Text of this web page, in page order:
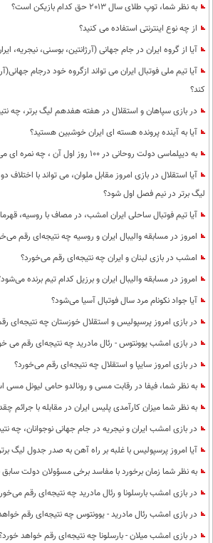
به نظر شما، توپ طلای سال 2013 حق کدام بازیکن است؟
از چه نوع اینترنتی استفاده می کنید؟
آیا از گروه ایران در جام جهانی (آرژانتین، بوسنی، نیجریه،
آیا تیم ملی فوتبال ایران می تواند ازگروه خود درجام
کند؟
در بازی سپاهان و استقلال در هفته هفدهم لیگ برتر، چه
آیا به آینده پرونده هسته ای ایران خوشبین هستید؟
به دیپلماسی دولت روحانی در 100 روز اول آن ، چه نمره ای می دهید؟
آیا استقلال در بازی امروز مقابل ملوان، می تواند با اختلاف
لیگ برتر در نیم فصل اول شود؟
آیا تیم فوتبال ساحلی ایران امشب، در مصاف با روسیه،
امروز در مسابقه والیبال ایران و روسیه چه نتیجه‌ای رقم
امشب در بازی لبنان و ایران چه نتیجه‌ای رقم می‌خورد؟
امروز در مسابقه والیبال ایران و برزیل کدام تیم برنده
آیا جواد نکونام مرد سال فوتبال آسیا می‌شود؟
در بازی امروز پرسپولیس و استقلال خوزستان چه نتیجه‌ای
در بازی امشب یوونتوس - رئال مادرید چه نتیجه‌ای رقم می
در بازی امروز سایپا و استقلال چه نتیجه‌ای رقم می‌خورد؟
به نظر شما، فیفا در رقابت مسی و رونالدو حامی لیونل مسی
به نظر شما میزان کارآمدی پلیس ایران در مقابله با جرائم
در بازی امشب ایران و نیجریه در جام جهانی نوجوانان، چه
آیا امروز پرسپولیس با غلبه بر راه آهن به صدر جدول لیگ
به نظر شما زمان برخورد با مفاسد برخی مسؤولان دولت
در بازی امشب بارسلونا و رئال مادرید چه نتیجه‌ای رقم
در بازی امشب رئال مادرید - یوونتوس چه نتیجه‌ای رقم
در بازی امشب میلان - بارسلونا چه نتیجه‌ای رقم خواهد